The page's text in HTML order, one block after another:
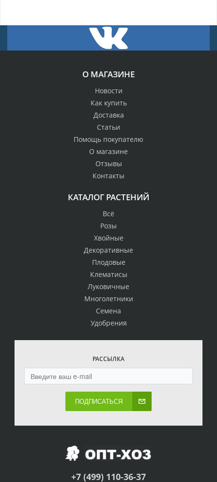
О МАГАЗИНЕ
Новости
Как купить
Доставка
Статьи
Помощь покупателю
О магазине
Отзывы
Контакты
КАТАЛОГ РАСТЕНИЙ
Всё
Розы
Хвойные
Декоративные
Плодовые
Клематисы
Луковичные
Многолетники
Семена
Удобрения
РАССЫЛКА
ПОДПИСАТЬСЯ
+7 (499) 110-36-37